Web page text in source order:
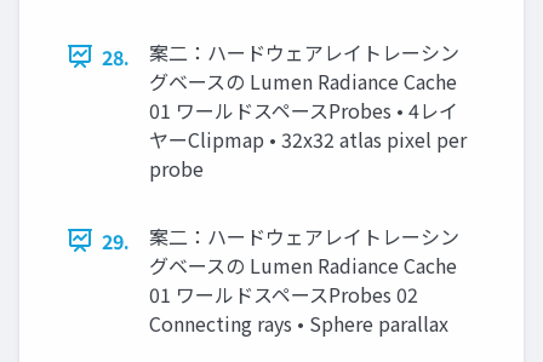
28.
案二：ハードウェアレイトレーシン
グベースの Lumen Radiance Cache
01 ワールドスペースProbes • 4レイ
ヤーClipmap • 32x32 atlas pixel per
probe
29.
案二：ハードウェアレイトレーシン
グベースの Lumen Radiance Cache
01 ワールドスペースProbes 02
Connecting rays • Sphere parallax